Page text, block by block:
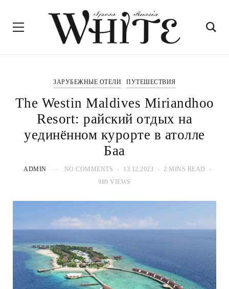
ЗАРУБЕЖНЫЕ ОТЕЛИ ПУТЕШЕСТВИЯ
The Westin Maldives Miriandhoo
Resort: райский отдых на
уединённом курорте в атолле
Баа
ADMIN NO COMMENTS 13.12.2023
2 MINS READ
989 VIEWS